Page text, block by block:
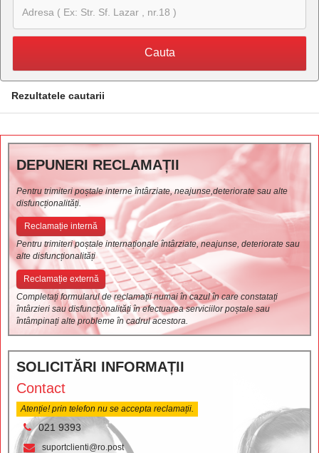
Cauta
Rezultatele cautarii
DEPUNERI RECLAMAȚII
Pentru trimiteri poștale interne întârziate, neajunse,deteriorate sau alte
disfuncționalități.
Reclamație internă
Pentru trimiteri poștale internaționale întârziate, neajunse, deteriorate sau
alte disfuncționalități
Reclamație externă
Completați formularul de reclamații numai în cazul în care constatați
întârzieri sau disfuncționalități în efectuarea serviciilor poștale sau
întâmpinați alte probleme în cadrul acestora.
SOLICITĂRI INFORMAȚII
Contact
Atenție! prin telefon nu se accepta reclamații.
021 9393
suportclienti@ro.post